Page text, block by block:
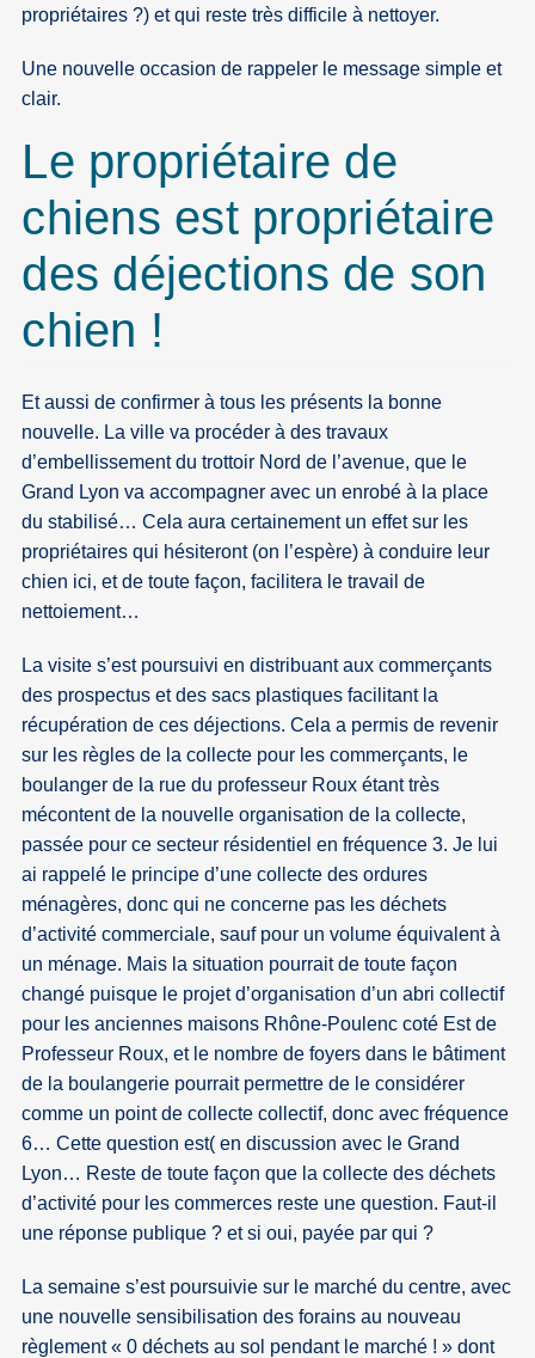
propriétaires ?) et qui reste très difficile à nettoyer.
Une nouvelle occasion de rappeler le message simple et
clair.
Le propriétaire de
chiens est propriétaire
des déjections de son
chien !
Et aussi de confirmer à tous les présents la bonne
nouvelle. La ville va procéder à des travaux
d’embellissement du trottoir Nord de l’avenue, que le
Grand Lyon va accompagner avec un enrobé à la place
du stabilisé… Cela aura certainement un effet sur les
propriétaires qui hésiteront (on l’espère) à conduire leur
chien ici, et de toute façon, facilitera le travail de
nettoiement…
La visite s’est poursuivi en distribuant aux commerçants
des prospectus et des sacs plastiques facilitant la
récupération de ces déjections. Cela a permis de revenir
sur les règles de la collecte pour les commerçants, le
boulanger de la rue du professeur Roux étant très
mécontent de la nouvelle organisation de la collecte,
passée pour ce secteur résidentiel en fréquence 3. Je lui
ai rappelé le principe d’une collecte des ordures
ménagères, donc qui ne concerne pas les déchets
d’activité commerciale, sauf pour un volume équivalent à
un ménage. Mais la situation pourrait de toute façon
changé puisque le projet d’organisation d’un abri collectif
pour les anciennes maisons Rhône-Poulenc coté Est de
Professeur Roux, et le nombre de foyers dans le bâtiment
de la boulangerie pourrait permettre de le considérer
comme un point de collecte collectif, donc avec fréquence
6… Cette question est( en discussion avec le Grand
Lyon… Reste de toute façon que la collecte des déchets
d’activité pour les commerces reste une question. Faut-il
une réponse publique ? et si oui, payée par qui ?
La semaine s’est poursuivie sur le marché du centre, avec
une nouvelle sensibilisation des forains au nouveau
règlement « 0 déchets au sol pendant le marché ! » dont